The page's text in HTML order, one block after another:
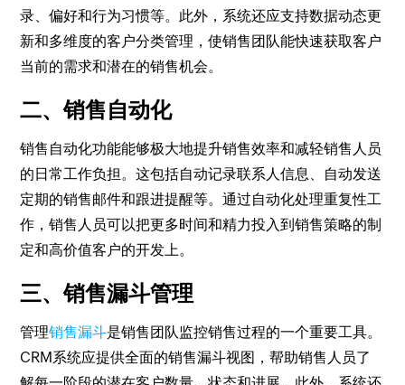
录、偏好和行为习惯等。此外，系统还应支持数据动态更
新和多维度的客户分类管理，使销售团队能快速获取客户
当前的需求和潜在的销售机会。
二、销售自动化
销售自动化功能能够极大地提升销售效率和减轻销售人员
的日常工作负担。这包括自动记录联系人信息、自动发送
定期的销售邮件和跟进提醒等。通过自动化处理重复性工
作，销售人员可以把更多时间和精力投入到销售策略的制
定和高价值客户的开发上。
三、销售漏斗管理
管理销售漏斗是销售团队监控销售过程的一个重要工具。
CRM系统应提供全面的销售漏斗视图，帮助销售人员了